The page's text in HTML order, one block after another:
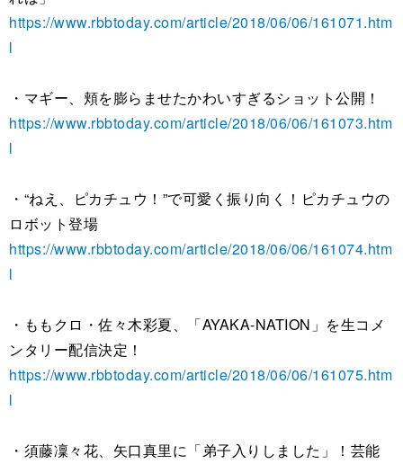
https://www.rbbtoday.com/article/2018/06/06/161071.htm
l
・マギー、頬を膨らませたかわいすぎるショット公開！
https://www.rbbtoday.com/article/2018/06/06/161073.htm
l
・“ねえ、ピカチュウ！”で可愛く振り向く！ピカチュウの
ロボット登場
https://www.rbbtoday.com/article/2018/06/06/161074.htm
l
・ももクロ・佐々木彩夏、「AYAKA-NATION」を生コメ
ンタリー配信決定！
https://www.rbbtoday.com/article/2018/06/06/161075.htm
l
・須藤凜々花、矢口真里に「弟子入りしました」！芸能